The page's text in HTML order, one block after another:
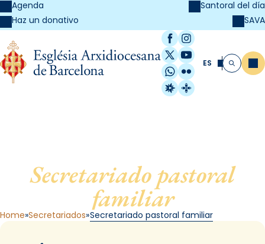
Agenda
Haz un donativo
Santoral del día
SAVA
Facebook
Instagram
X / Twitter
YouTube
WhatsApp
Flickr
Radio Estel
Catalunya
ES Buscar
Secretariado pastoral
familiar
Home Secretariados Secretariado pastoral familiar